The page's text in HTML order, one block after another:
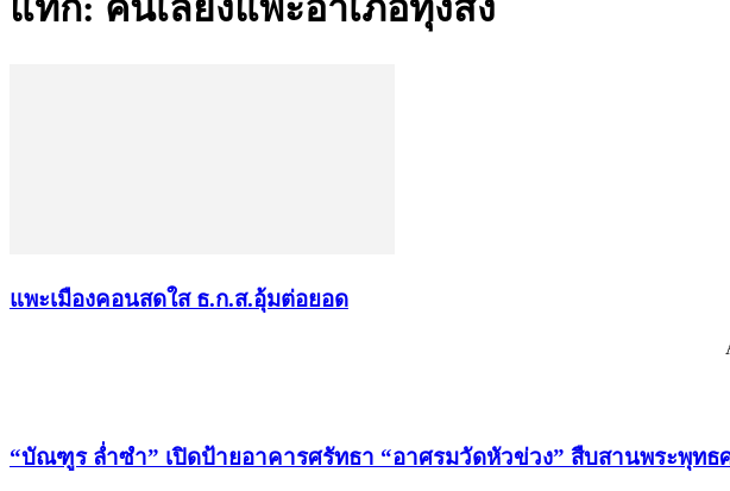
แท็ก: คนเลี้ยงแพะอำเภอทุ่งสง
แพะเมืองคอนสดใส ธ.ก.ส.อุ้มต่อยอด
“บัณฑูร ล่ำซำ” เปิดป้ายอาคารศรัทธา “อาศรมวัดหัวข่วง” สืบสานพระพุทธ